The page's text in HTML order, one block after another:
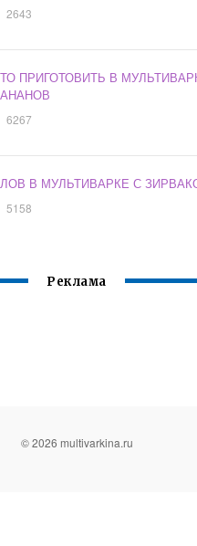
2643
ПРИГОТОВИТЬ В
6267
В МУЛЬТИВАРКЕ С
5158
Реклама
© 2026 multivarkina.ru